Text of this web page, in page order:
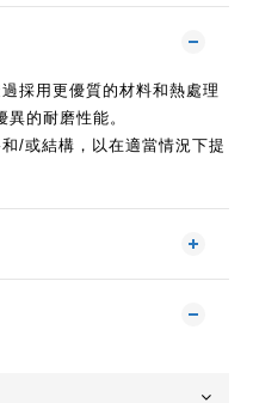
採用更優質的材料和熱處理
的耐磨性能。
/或結構，以在適當情況下提